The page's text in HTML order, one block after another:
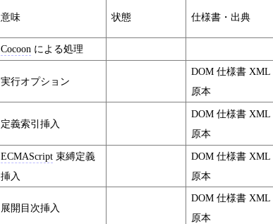
意味 状態 仕様書・出典
Cocoon による処理
実行オプション
DOM 仕様書 XML
原本
定義索引挿入
DOM 仕様書 XML
原本
ECMAScript 束縛定義
挿入
DOM 仕様書 XML
原本
展開目次挿入
DOM 仕様書 XML
原本